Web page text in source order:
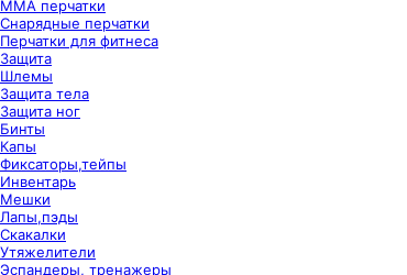
ММА перчатки
Снарядные перчатки
Перчатки для фитнеса
Защита
Шлемы
Защита тела
Защита ног
Бинты
Капы
Фиксаторы,тейпы
Инвентарь
Мешки
Лапы,пэды
Скакалки
Утяжелители
Эспандеры, тренажеры